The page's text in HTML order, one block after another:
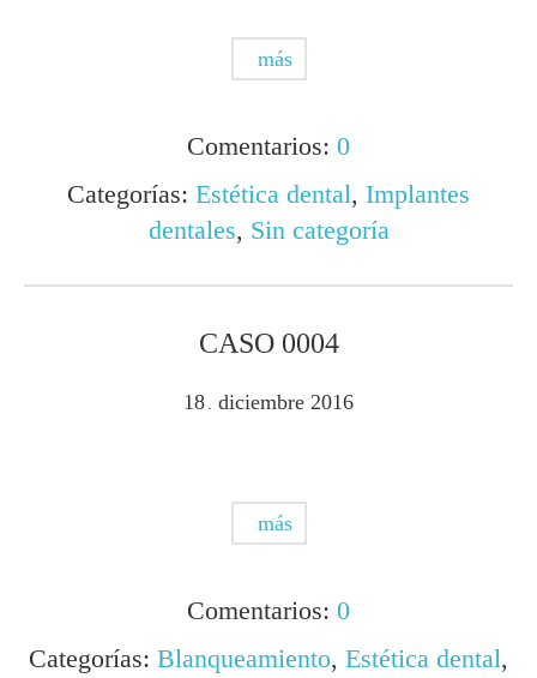
más
Comentarios: 0
Categorías: Estética dental, Implantes
dentales, Sin categoría
CASO 0004
18 . diciembre 2016
más
Comentarios: 0
Categorías: Blanqueamiento, Estética dental,